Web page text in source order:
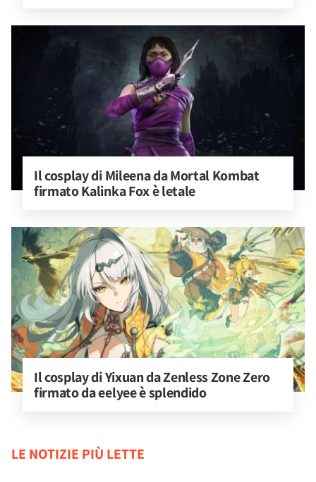
Il cosplay di Mileena da Mortal Kombat
firmato Kalinka Fox è letale
Il cosplay di Yixuan da Zenless Zone Zero
firmato da eelyee è splendido
LE NOTIZIE PIÙ LETTE